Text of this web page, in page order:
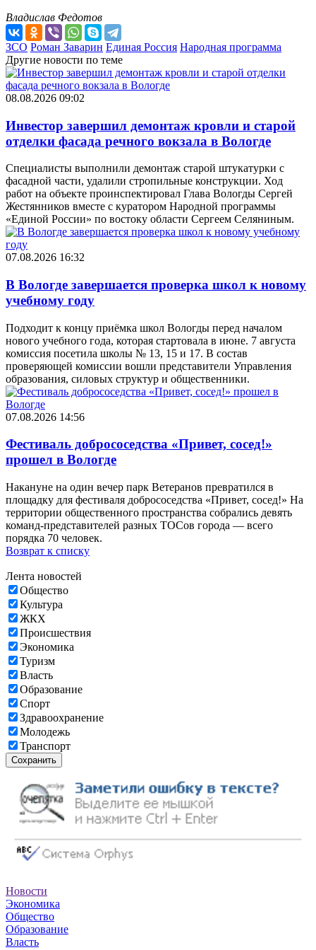
Владислав Федотов
ЗСО Роман Заварин Единая Россия Народная программа
Другие новости по теме
08.08.2026 09:02
Инвестор завершил демонтаж кровли и старой
отделки фасада речного вокзала в Вологде
Специалисты выполнили демонтаж старой штукатурки с
фасадной части, удалили стропильные конструкции. Ход
работ на объекте проинспектировал Глава Вологды Сергей
Жестянников вместе с куратором Народной программы
«Единой России» по востоку области Сергеем Селяниным.
07.08.2026 16:32
В Вологде завершается проверка школ к новому
учебному году
Подходит к концу приёмка школ Вологды перед началом
нового учебного года, которая стартовала в июне. 7 августа
комиссия посетила школы № 13, 15 и 17. В состав
проверяющей комиссии вошли представители Управления
образования, силовых структур и общественники.
07.08.2026 14:56
Фестиваль добрососедства «Привет, сосед!»
прошел в Вологде
Накануне на один вечер парк Ветеранов превратился в
площадку для фестиваля добрососедства «Привет, сосед!» На
территории общественного пространства собрались девять
команд-представителей разных ТОСов города — всего
порядка 70 человек.
Возврат к списку
Лента новостей
Общество
Культура
ЖКХ
Происшествия
Экономика
Туризм
Власть
Образование
Спорт
Здравоохранение
Молодежь
Транспорт
Сохранить
Новости
Экономика
Общество
Образование
Власть